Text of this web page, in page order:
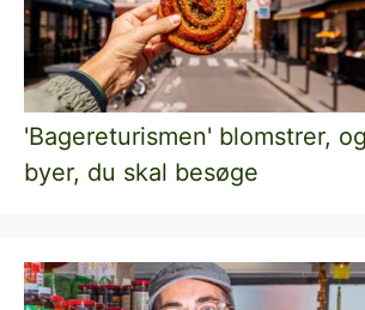
'Bagereturismen' blomstrer,
byer, du skal besøge